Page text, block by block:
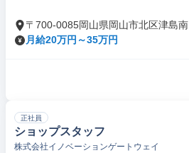
〒700-0085岡山県岡山市北区津島南
月給20万円～35万円
正社員
ショップスタッフ
株式会社イノベーションゲートウェイ